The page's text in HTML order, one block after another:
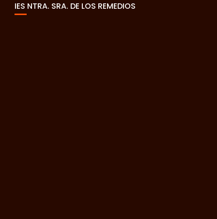
IES NTRA. SRA. DE LOS REMEDIOS